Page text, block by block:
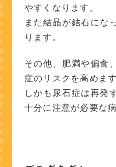
やすくなります。
また結晶が結石にな
ります。
その他、肥満や偏食
症のリスクを高めます
しかも尿石症は再発
十分に注意が必要な